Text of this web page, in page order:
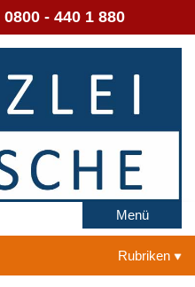
0800 - 440 1 880
Menü
Rubriken